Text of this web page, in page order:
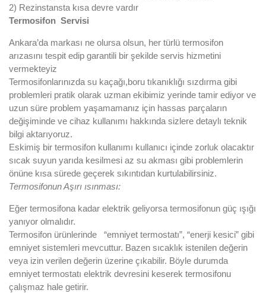
2) Rezinstansta kısa devre vardır
Termosifon Servisi
Ankara’da markası ne olursa olsun, her türlü termosifon
arızasını tespit edip garantili bir şekilde servis hizmetini
vermekteyiz
Termosifonlarınızda su kaçağı,boru tıkanıklığı sızdırma gibi
problemleri pratik olarak uzman ekibimiz yerinde tamir ediyor ve
uzun süre problem yaşamamanız için hassas parçaların
değişiminde ve cihaz kullanımı hakkında sizlere detaylı teknik
bilgi aktarıyoruz.
Eskimiş bir termosifon kullanımı kullanıcı içinde zorluk olacaktır
sıcak suyun yarıda kesilmesi az su akması gibi problemlerin
önüne kısa sürede geçerek sıkıntıdan kurtulabilirsiniz.
Termosifonun Aşırı ısınması:
Eğer termosifona kadar elektrik geliyorsa termosifonun güç ışığı
yanıyor olmalıdır.
Termosifon ürünlerinde “emniyet termostatı”, “enerji kesici” gibi
emniyet sistemleri mevcuttur. Bazen sıcaklık istenilen değerin
veya izin verilen değerin üzerine çıkabilir. Böyle durumda
emniyet termostatı elektrik devresini keserek termosifonu
çalışmaz hale getirir.